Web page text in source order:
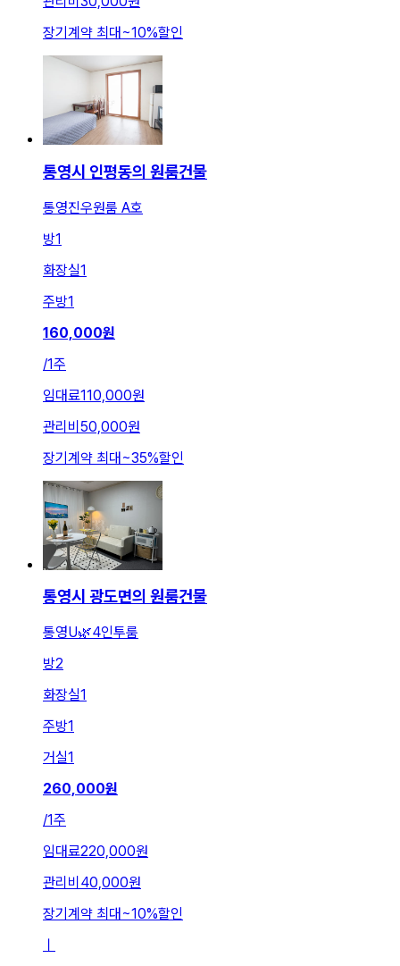
장기계약 최대~10%할인
통영시 인평동의 원룸건물
통영진우원룸 A호
방1
화장실1
주방1
160,000원
/1주
임대료110,000원
관리비 50,000원
장기계약 최대~35%할인
통영시 광도면의 원룸건물
통영U🌿4인투룸
방2
화장실1
주방1
거실1
260,000원
/1주
임대료220,000원
관리비 40,000원
장기계약 최대~10%할인
ㅣ